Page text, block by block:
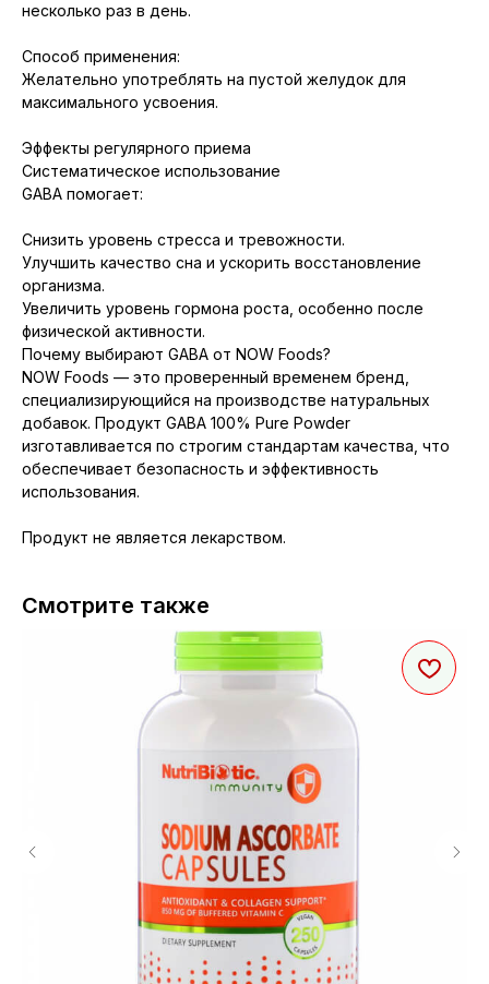
несколько раз в день.
Способ применения:
Желательно употреблять на пустой желудок для
максимального усвоения.
Эффекты регулярного приема
Систематическое использование
GABA помогает:
Снизить уровень стресса и тревожности.
Улучшить качество сна и ускорить восстановление
организма.
Увеличить уровень гормона роста, особенно после
физической активности.
Почему выбирают GABA от NOW Foods?
NOW Foods — это проверенный временем бренд,
специализирующийся на производстве натуральных
добавок. Продукт GABA 100% Pure Powder
изготавливается по строгим стандартам качества, что
обеспечивает безопасность и эффективность
использования.
Продукт не является лекарством.
Смотрите также